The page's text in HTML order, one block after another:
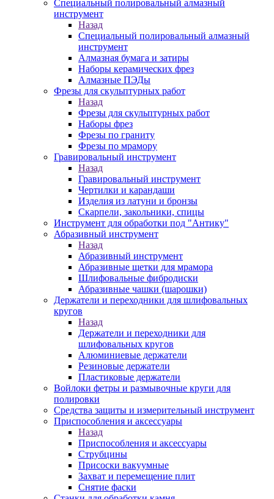
Специальный полировальный алмазный
инструмент
Назад
Специальный полировальный алмазный
инструмент
Алмазная бумага и затиры
Наборы керамических фрез
Алмазные ПЭДы
Фрезы для скульптурных работ
Назад
Фрезы для скульптурных работ
Наборы фрез
Фрезы по граниту
Фрезы по мрамору
Гравировальный инструмент
Назад
Гравировальный инструмент
Чертилки и карандаши
Изделия из латуни и бронзы
Скарпели, закольники, спицы
Инструмент для обработки под "Антику"
Абразивный инструмент
Назад
Абразивный инструмент
Абразивные щетки для мрамора
Шлифовальные фибродиски
Абразивные чашки (шарошки)
Держатели и переходники для шлифовальных
кругов
Назад
Держатели и переходники для
шлифовальных кругов
Алюминиевые держатели
Резиновые держатели
Пластиковые держатели
Войлоки фетры и размывочные круги для
полировки
Средства защиты и измерительный инструмент
Приспособления и аксессуары
Назад
Приспособления и аксессуары
Струбцины
Присоски вакуумные
Захват и перемещение плит
Снятие фаски